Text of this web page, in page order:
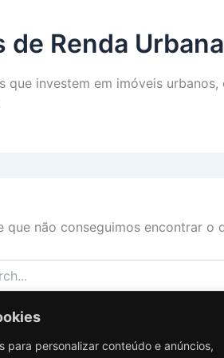
para personalizar conteúdo e anúncios,
de Renda Urbana
que investem em imóveis
que não conseguimos encontrar o